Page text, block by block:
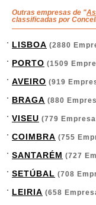
Outras empresas de "
classificadas por
LISBOA (2880
PORTO (1509
AVEIRO (919
BRAGA (880
VISEU (779
COIMBRA (755
SANTARÉM (727
SETÚBAL (708
LEIRIA (658